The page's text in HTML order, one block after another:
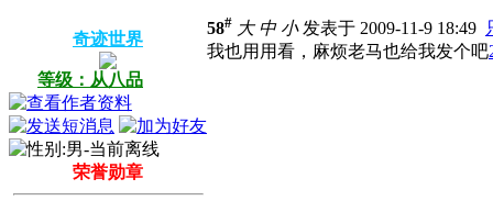
奇迹世界
等级：从八品
荣誉勋章
58# 大 中 小发表于 2009-11-9 18:49
我也用用看，麻烦老马也给我发个吧